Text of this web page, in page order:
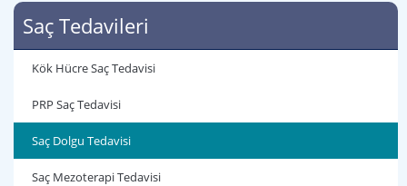
Saç Tedavileri
Kök Hücre Saç Tedavisi
PRP Saç Tedavisi
Saç Dolgu Tedavisi
Saç Mezoterapi Tedavisi